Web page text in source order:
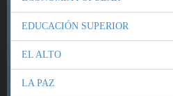
EDUCACIÓN SUPERIOR
EL ALTO
LA PAZ